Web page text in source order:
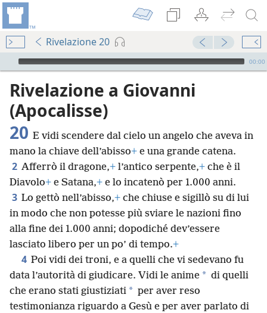
Rivelazione 20
Audio Player
00:00
Rivelazione a Giovanni
(Apocalisse)
20 E vidi scendere dal cielo un angelo che aveva in
mano la chiave dell’abisso+ e una grande catena.
2 Afferrò il dragone,+ l’antico serpente,+ che è il
Diavolo+ e Satana,+ e lo incatenò per 1.000 anni.
3 Lo gettò nell’abisso,+ che chiuse e sigillò su di lui
in modo che non potesse più sviare le nazioni fino
alla fine dei 1.000 anni; dopodiché dev’essere
lasciato libero per un po’ di tempo.+
4 Poi vidi dei troni, e a quelli che vi sedevano fu
data l’autorità di giudicare. Vidi le anime * di quelli
che erano stati giustiziati * per aver reso
testimonianza riguardo a Gesù e per aver parlato di